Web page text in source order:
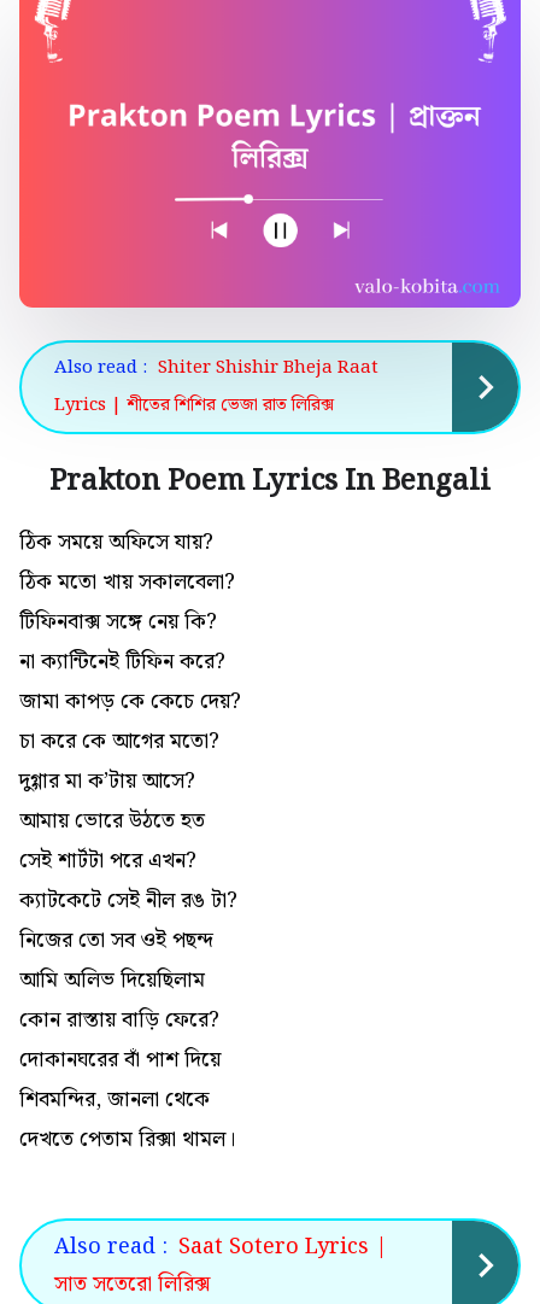
Also read : Shiter Shishir Bheja Raat
Lyrics | শীতের শিশির ভেজা রাত লিরিক্স
Prakton Poem Lyrics In Bengali
ঠিক সময়ে অফিসে যায়?
ঠিক মতো খায় সকালবেলা?
টিফিনবাক্স সঙ্গে নেয় কি?
না ক্যান্টিনেই টিফিন করে?
জামা কাপড় কে কেচে দেয়?
চা করে কে আগের মতো?
দুগ্গার মা ক’টায় আসে?
আমায় ভোরে উঠতে হত
সেই শার্টটা পরে এখন?
ক্যাটকেটে সেই নীল রঙ টা?
নিজের তো সব ওই পছন্দ
আমি অলিভ দিয়েছিলাম
কোন রাস্তায় বাড়ি ফেরে?
দোকানঘরের বাঁ পাশ দিয়ে
শিবমন্দির, জানলা থেকে
দেখতে পেতাম রিক্সা থামল।
Also read : Saat Sotero Lyrics |
সাত সতেরো লিরিক্স